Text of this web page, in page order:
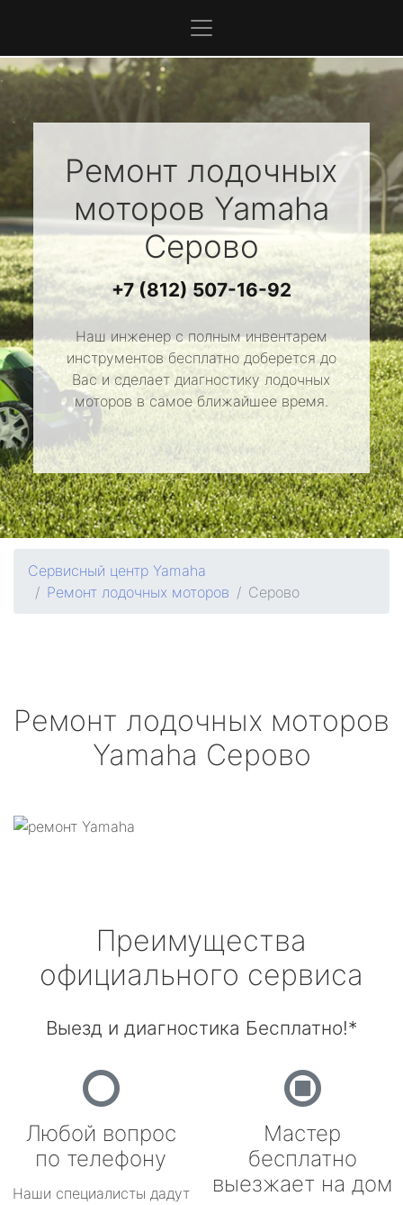
Ремонт лодочных
моторов Yamaha
Серово
+7 (812) 507-16-92
Наш инженер с полным инвентарем
инструментов бесплатно доберется до
Вас и сделает диагностику лодочных
моторов в самое ближайшее время.
Сервисный центр Yamaha
Ремонт лодочных моторов
Серово
Ремонт лодочных моторов
Yamaha Серово
Преимущества
официального сервиса
Выезд и диагностика Бесплатно!*
Любой вопрос
по телефону
Наши специалисты дадут
Мастер
бесплатно
выезжает на дом